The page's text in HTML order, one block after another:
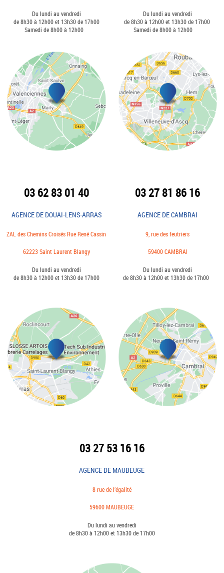
Du lundi au vendredi
de 8h30 à 12h00 et 13h30 de 17h00
Samedi de 8h00 à 12h00
Du lundi au vendredi
de 8h30 à 12h00 et 13h30 de 17h00
Samedi de 8h00 à 12h00
03 62 83 01 40
AGENCE DE DOUAI-LENS-ARRAS
ZAL des Chemins Croisés Rue René Cassin
62223 Saint Laurent Blangy
Du lundi au vendredi
de 8h30 à 12h00 et 13h30 de 17h00
03 27 81 86 16
AGENCE DE CAMBRAI
9, rue des feutriers
59400 CAMBRAI
Du lundi au vendredi
de 8h30 à 12h00 et 13h30 de 17h00
03 27 53 16 16
AGENCE DE MAUBEUGE
8 rue de l’égalité
59600 MAUBEUGE
Du lundi au vendredi
de 8h30 à 12h00 et 13h30 de 17h00